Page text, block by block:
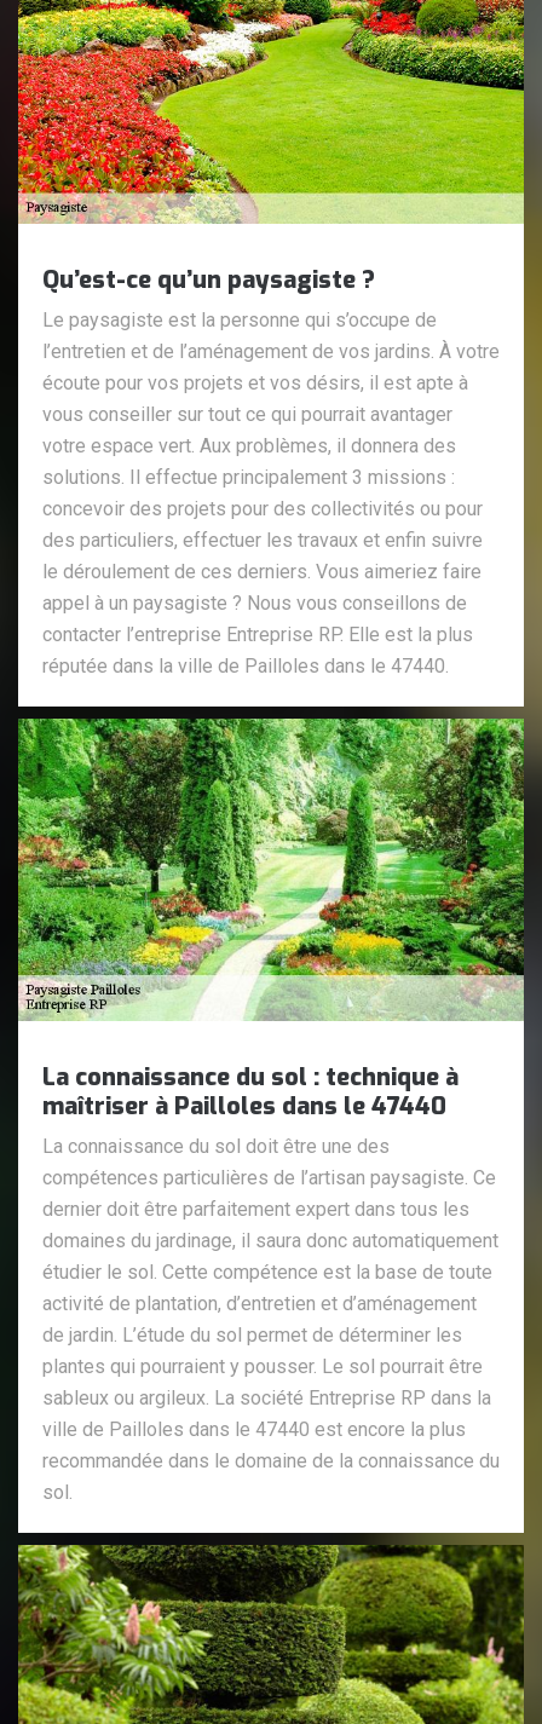
Qu’est-ce qu’un paysagiste ?
Le paysagiste est la personne qui s’occupe de
l’entretien et de l’aménagement de vos jardins. À votre
écoute pour vos projets et vos désirs, il est apte à
vous conseiller sur tout ce qui pourrait avantager
votre espace vert. Aux problèmes, il donnera des
solutions. Il effectue principalement 3 missions :
concevoir des projets pour des collectivités ou pour
des particuliers, effectuer les travaux et enfin suivre
le déroulement de ces derniers. Vous aimeriez faire
appel à un paysagiste ? Nous vous conseillons de
contacter l’entreprise Entreprise RP. Elle est la plus
réputée dans la ville de Pailloles dans le 47440.
La connaissance du sol : technique à
maîtriser à Pailloles dans le 47440
La connaissance du sol doit être une des
compétences particulières de l’artisan paysagiste. Ce
dernier doit être parfaitement expert dans tous les
domaines du jardinage, il saura donc automatiquement
étudier le sol. Cette compétence est la base de toute
activité de plantation, d’entretien et d’aménagement
de jardin. L’étude du sol permet de déterminer les
plantes qui pourraient y pousser. Le sol pourrait être
sableux ou argileux. La société Entreprise RP dans la
ville de Pailloles dans le 47440 est encore la plus
recommandée dans le domaine de la connaissance du
sol.